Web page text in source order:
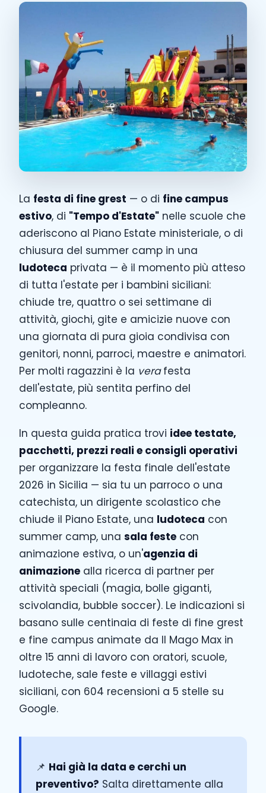
La festa di fine grest — o di fine campus
estivo, di "Tempo d'Estate" nelle scuole che
aderiscono al Piano Estate ministeriale, o di
chiusura del summer camp in una
ludoteca privata — è il momento più atteso
di tutta l'estate per i bambini siciliani:
chiude tre, quattro o sei settimane di
attività, giochi, gite e amicizie nuove con
una giornata di pura gioia condivisa con
genitori, nonni, parroci, maestre e animatori.
Per molti ragazzini è la verafesta
dell'estate, più sentita perfino del
compleanno.
In questa guida pratica trovi idee testate,
pacchetti, prezzi reali e consigli operativi
per organizzare la festa finale dell'estate
2026 in Sicilia — sia tu un parroco o una
catechista, un dirigente scolastico che
chiude il Piano Estate, una ludoteca con
summer camp, una sala feste con
animazione estiva, o un'agenzia di
animazione alla ricerca di partner per
attività speciali (magia, bolle giganti,
scivolandia, bubble soccer). Le indicazioni si
basano sulle centinaia di feste di fine grest
e fine campus animate da Il Mago Max in
oltre 15 anni di lavoro con oratori, scuole,
ludoteche, sale feste e villaggi estivi
siciliani, con 604 recensioni a 5 stelle su
Google.
📌 Hai già la data e cerchi un
preventivo? Salta direttamente alla